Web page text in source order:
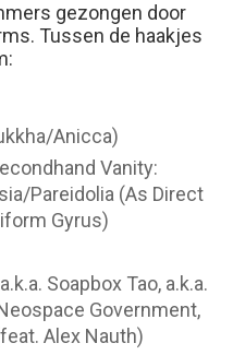
gezongen door
Tussen de haakjes
Anicca)
Vanity:
Pareidolia (As Direct
Gyrus)
Soapbox Tao, a.k.a.
Government,
Alex Nauth)